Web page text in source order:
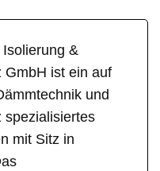
&
GmbH ist ein auf
und
spezialisiertes
mit Sitz in